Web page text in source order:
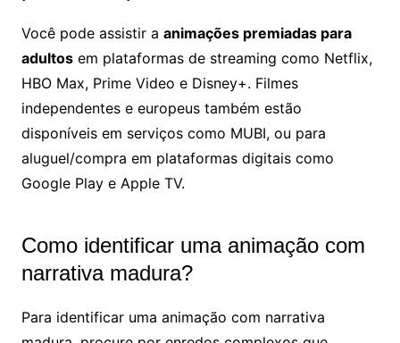
Você pode assistir a animações premiadas para
adultosem plataformas de streaming como Netflix,
HBO Max, Prime Video e Disney+. Filmes
independentes e europeus também estão
disponíveis em serviços como MUBI, ou para
aluguel/compra em plataformas digitais como
Google Play e Apple TV.
Como identificar uma animação com
narrativa madura?
Para identificar uma animação com narrativa